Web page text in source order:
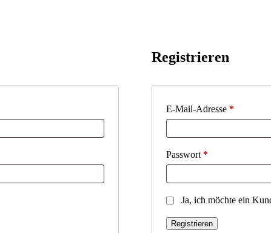
Registrieren
E-Mail-Adresse *
Passwort *Erforderlich
Ja, ich möchte ein
Registrieren